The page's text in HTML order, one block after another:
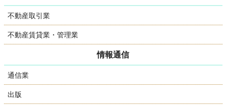
不動産取引業
不動産賃貸業・管理業
情報通信
通信業
出版